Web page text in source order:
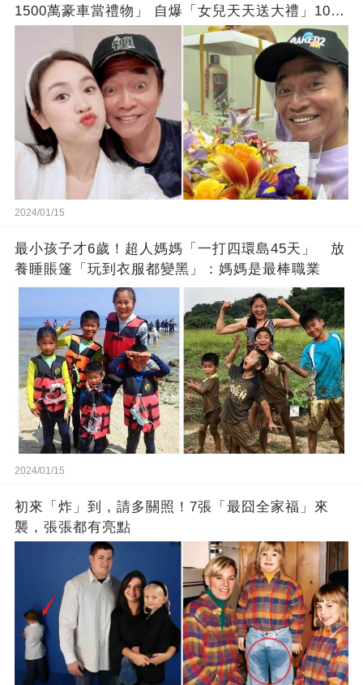
1500萬豪車當禮物」 自爆「女兒天天送大禮」10年
徒弟也不甘示弱!
2024/01/15
最小孩子才6歲！超人媽媽「一打四環島45天」 放
養睡賬篷「玩到衣服都變黑」：媽媽是最棒職業
2024/01/15
初來「炸」到，請多關照！7張「最囧全家福」來
襲，張張都有亮點